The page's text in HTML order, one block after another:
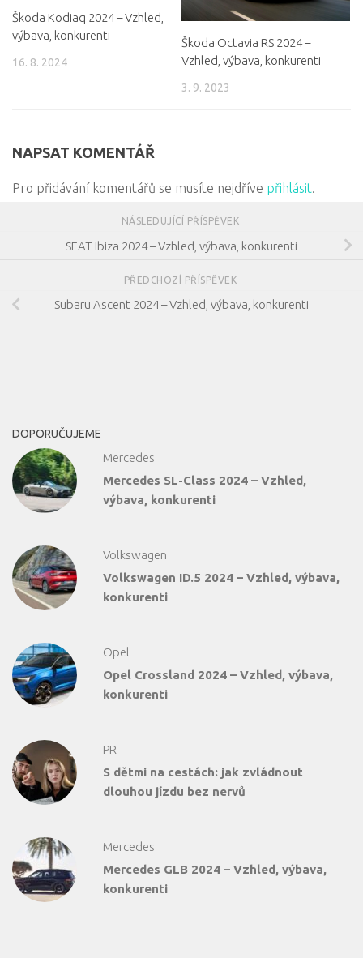
Škoda Kodiaq 2024 – Vzhled,
výbava, konkurenti
16. 8. 2024
Škoda Octavia RS 2024 –
Vzhled, výbava, konkurenti
3. 9. 2023
NAPSAT KOMENTÁŘ
Pro přidávání komentářů se musíte nejdříve přihlásit.
NÁSLEDUJÍCÍ PŘÍSPĚVEK
SEAT Ibiza 2024 – Vzhled, výbava, konkurenti
PŘEDCHOZÍ PŘÍSPĚVEK
Subaru Ascent 2024 – Vzhled, výbava, konkurenti
DOPORUČUJEME
Mercedes
Mercedes SL-Class 2024 – Vzhled,
výbava, konkurenti
Volkswagen
Volkswagen ID.5 2024 – Vzhled, výbava,
konkurenti
Opel
Opel Crossland 2024 – Vzhled, výbava,
konkurenti
PR
S dětmi na cestách: jak zvládnout
dlouhou jízdu bez nervů
Mercedes
Mercedes GLB 2024 – Vzhled, výbava,
konkurenti